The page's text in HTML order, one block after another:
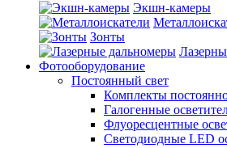
Экшн-камеры
Зонты
Фотооборудование
Постоянный свет
Комплекты
Галогенные
Флуоресцентные
Светодиодные LED